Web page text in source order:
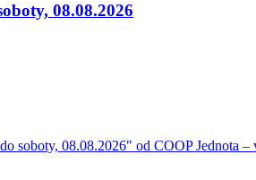
08.08.2026
08.08.2026" od COOP Jednota –